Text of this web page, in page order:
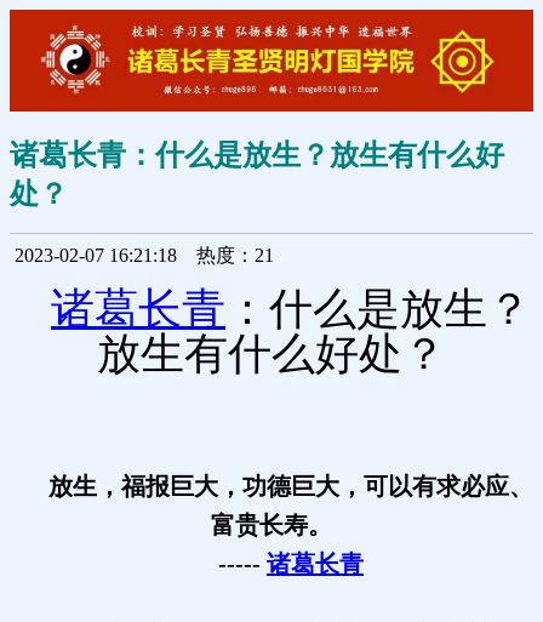
诸葛长青：什么是放生？放生有什么好
处？
2023-02-07 16:21:18 热度：21
诸葛长青 ：什么是放生？
放生有什么好处？
放生，福报巨大，功德巨大，可以有求必应、
富贵长寿。
----- 诸葛长青